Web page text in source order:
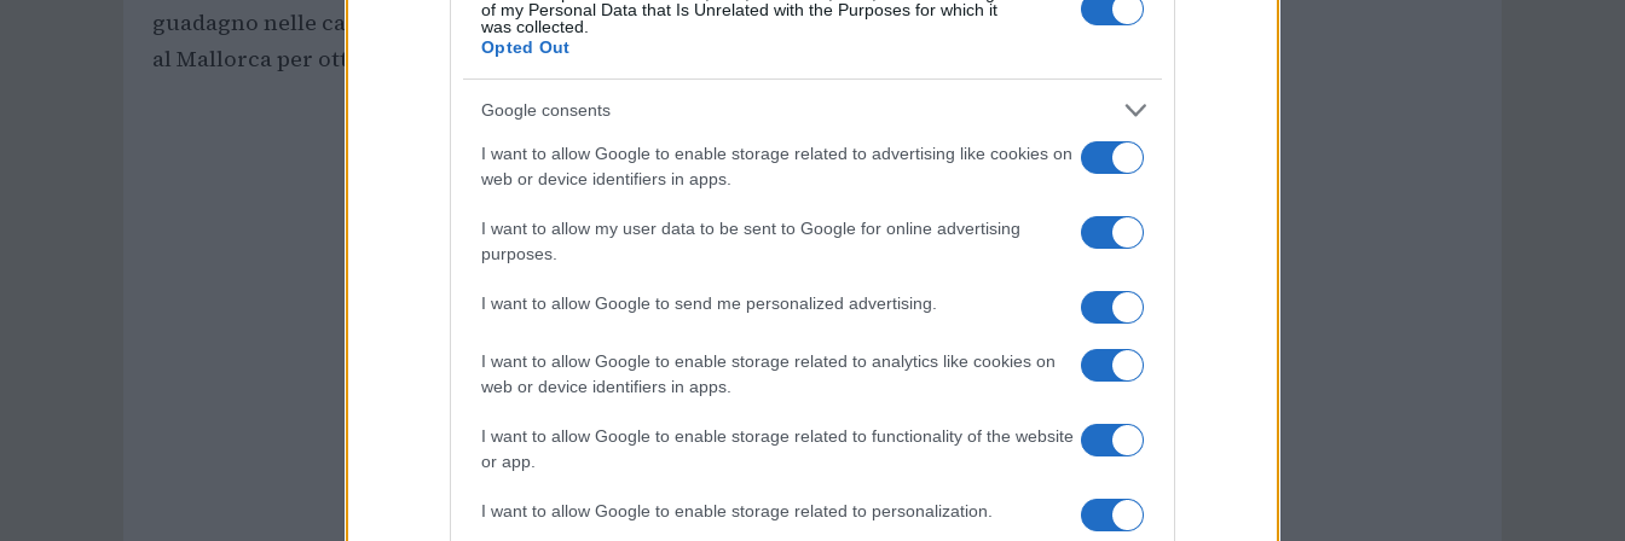
of my Personal Data that Is Unrelated with the Purposes for which it
was collected.
Opted Out
Google consents
I want to allow Google to enable storage related to advertising like cookies on
web or device identifiers in apps.
I want to allow my user data to be sent to Google for online advertising
purposes.
I want to allow Google to send me personalized advertising.
I want to allow Google to enable storage related to analytics like cookies on
web or device identifiers in apps.
I want to allow Google to enable storage related to functionality of the website
or app.
I want to allow Google to enable storage related to personalization.
guadagno nelle casse del club. In particolare, il centrocampista è stato trasferito
al Mallorca per otto milioni fissi, più due di bonus, nell’agosto del 2023.